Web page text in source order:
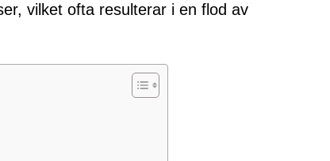
vilket ofta resulterar i en flod av